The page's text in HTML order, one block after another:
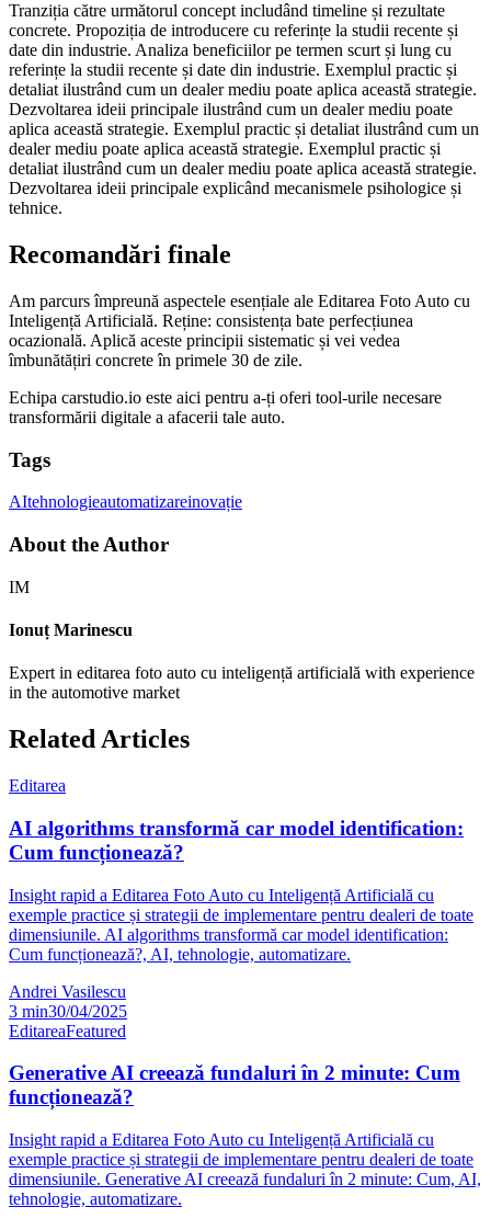
Tranziția către următorul concept includând timeline și rezultate
concrete. Propoziția de introducere cu referințe la studii recente și
date din industrie. Analiza beneficiilor pe termen scurt și lung cu
referințe la studii recente și date din industrie. Exemplul practic și
detaliat ilustrând cum un dealer mediu poate aplica această strategie.
Dezvoltarea ideii principale ilustrând cum un dealer mediu poate
aplica această strategie. Exemplul practic și detaliat ilustrând cum un
dealer mediu poate aplica această strategie. Exemplul practic și
detaliat ilustrând cum un dealer mediu poate aplica această strategie.
Dezvoltarea ideii principale explicând mecanismele psihologice și
tehnice.
Recomandări finale
Am parcurs împreună aspectele esențiale ale Editarea Foto Auto cu
Inteligență Artificială. Reține: consistența bate perfecțiunea
ocazională. Aplică aceste principii sistematic și vei vedea
îmbunătățiri concrete în primele 30 de zile.
Echipa carstudio.io este aici pentru a-ți oferi tool-urile necesare
transformării digitale a afacerii tale auto.
Tags
AItehnologieautomatizareinovație
About the Author
IM
Ionuț Marinescu
Expert in editarea foto auto cu inteligență artificială with experience
in the automotive market
Related Articles
Editarea
AI algorithms transformă car model identification:
Cum funcționează?
Insight rapid a Editarea Foto Auto cu Inteligență Artificială cu
exemple practice și strategii de implementare pentru dealeri de toate
dimensiunile. AI algorithms transformă car model identification:
Cum funcționează?, AI, tehnologie, automatizare.
Andrei Vasilescu
3 min30/04/2025
EditareaFeatured
Generative AI creează fundaluri în 2 minute: Cum
funcționează?
Insight rapid a Editarea Foto Auto cu Inteligență Artificială cu
exemple practice și strategii de implementare pentru dealeri de toate
dimensiunile. Generative AI creează fundaluri în 2 minute: Cum, AI,
tehnologie, automatizare.